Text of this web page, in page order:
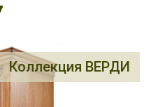
Коллекция ВЕРДИ